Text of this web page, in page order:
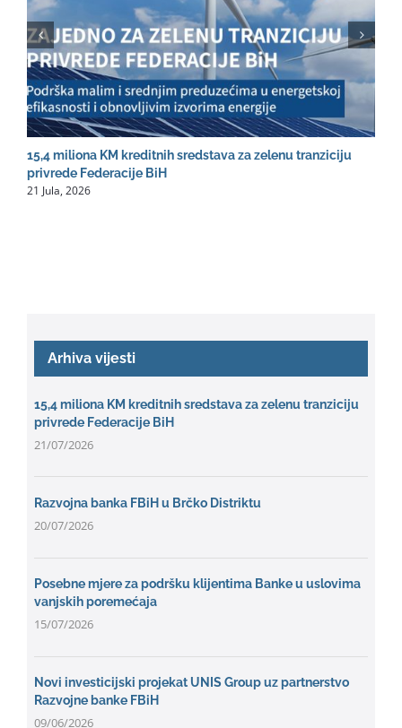
15,4 miliona KM kreditnih sredstava za zelenu tranziciju
privrede Federacije BiH
21 Jula, 2026
Arhiva vijesti
15,4 miliona KM kreditnih sredstava za zelenu tranziciju
privrede Federacije BiH
21/07/2026
Razvojna banka FBiH u Brčko Distriktu
20/07/2026
Posebne mjere za podršku klijentima Banke u uslovima
vanjskih poremećaja
15/07/2026
Novi investicijski projekat UNIS Group uz partnerstvo
Razvojne banke FBiH
09/06/2026